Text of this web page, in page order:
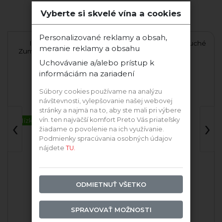
Ďalšie vína tejto odrody
Irsai Oliver Chateau
Zumberg 2025 polosuché
Nízkohistamín
2025 Irsai Oliver
Irsai Oliver 2025 polosuché
Myslík Winery
2025 Irsai Oliver
‹ ›
Vyberte si skvelé vína a cookies
Personalizované reklamy a obsah,
meranie reklamy a obsahu
Uchovávanie a/alebo prístup k
informáciám na zariadení
Súbory cookies používame na analýzu
návštevnosti, vylepšovanie našej webovej
stránky a najmä na to, aby ste mali pri výbere
vín. ten najväčší komfort Preto Vás priateľsky
žiadame o povolenie na ich využívanie.
Podmienky spracúvania osobných údajov
nájdeteTU.
ODMIETNUŤ VŠETKO
SPRAVOVAŤ MOŽNOSTI